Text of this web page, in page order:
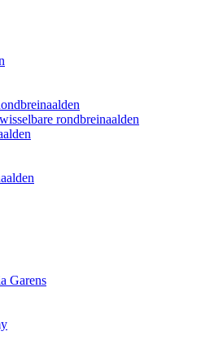
rondbreinaalden
Garens